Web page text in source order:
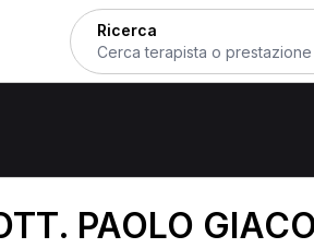
Ricerca
PAOLO